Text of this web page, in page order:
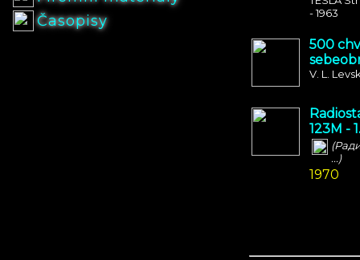
Časopisy
- 1963
500
V. L.
123M -
...)
1970